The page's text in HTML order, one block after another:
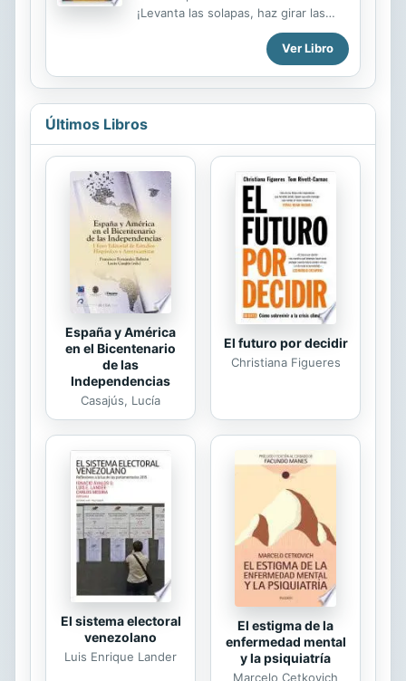
autores, especialistas de referencia
completa con la transcripción, que
facilita la comprensión, al corregir
¡Levanta las solapas, haz girar las
ruedas y abre las ventanas de sus
páginas si quieres descubrir una
visión muy animada de la vida
cotidiana de nuestros lejanísimos
tatarabuelos!
Ver Libro
Últimos Libros
España y América
en el Bicentenario
de las
Independencias
Casajús, Lucía
El futuro por decidir
Christiana Figueres
El sistema electoral
venezolano
Luis Enrique Lander
El estigma de la
enfermedad mental
y la psiquiatría
Marcelo Cetkovich